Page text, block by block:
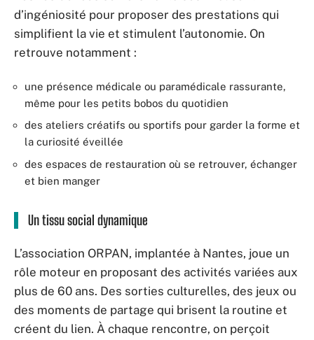
d’ingéniosité pour proposer des prestations qui
simplifient la vie et stimulent l’autonomie. On
retrouve notamment :
une présence médicale ou paramédicale rassurante,
même pour les petits bobos du quotidien
des ateliers créatifs ou sportifs pour garder la forme et
la curiosité éveillée
des espaces de restauration où se retrouver, échanger
et bien manger
Un tissu social dynamique
L’association ORPAN, implantée à Nantes, joue un
rôle moteur en proposant des activités variées aux
plus de 60 ans. Des sorties culturelles, des jeux ou
des moments de partage qui brisent la routine et
créent du lien. À chaque rencontre, on perçoit